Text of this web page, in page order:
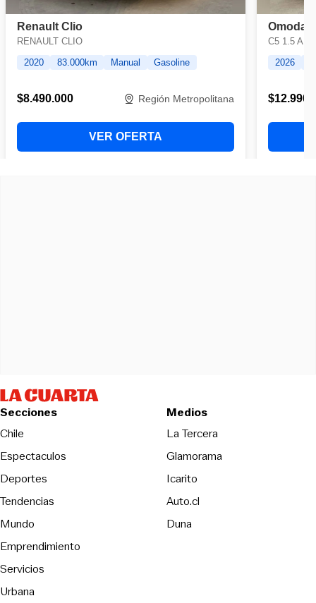
Secciones
Chile
Espectaculos
Deportes
Tendencias
Mundo
Emprendimiento
Servicios
Urbana
Medios
La Tercera
Glamorama
Icarito
Auto.cl
Duna